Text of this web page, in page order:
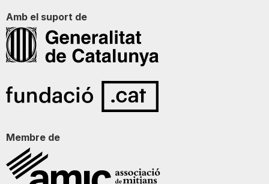
Amb el suport de
Membre de